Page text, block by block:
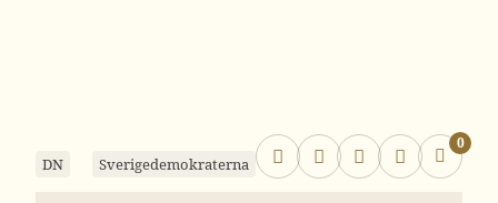
DN Sverigedemokraterna
0